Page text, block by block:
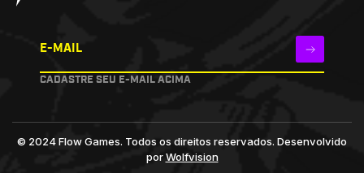
E-MAIL
CADASTRE SEU E-MAIL ACIMA
© 2024 Flow Games. Todos os direitos reservados. Desenvolvido
porWolfvision